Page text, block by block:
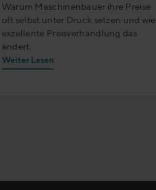
Warum Maschinenbauer ihre Preise
oft selbst unter Druck setzen und wie
exzellente Preisverhandlung das
ändert.
Weiter Lesen